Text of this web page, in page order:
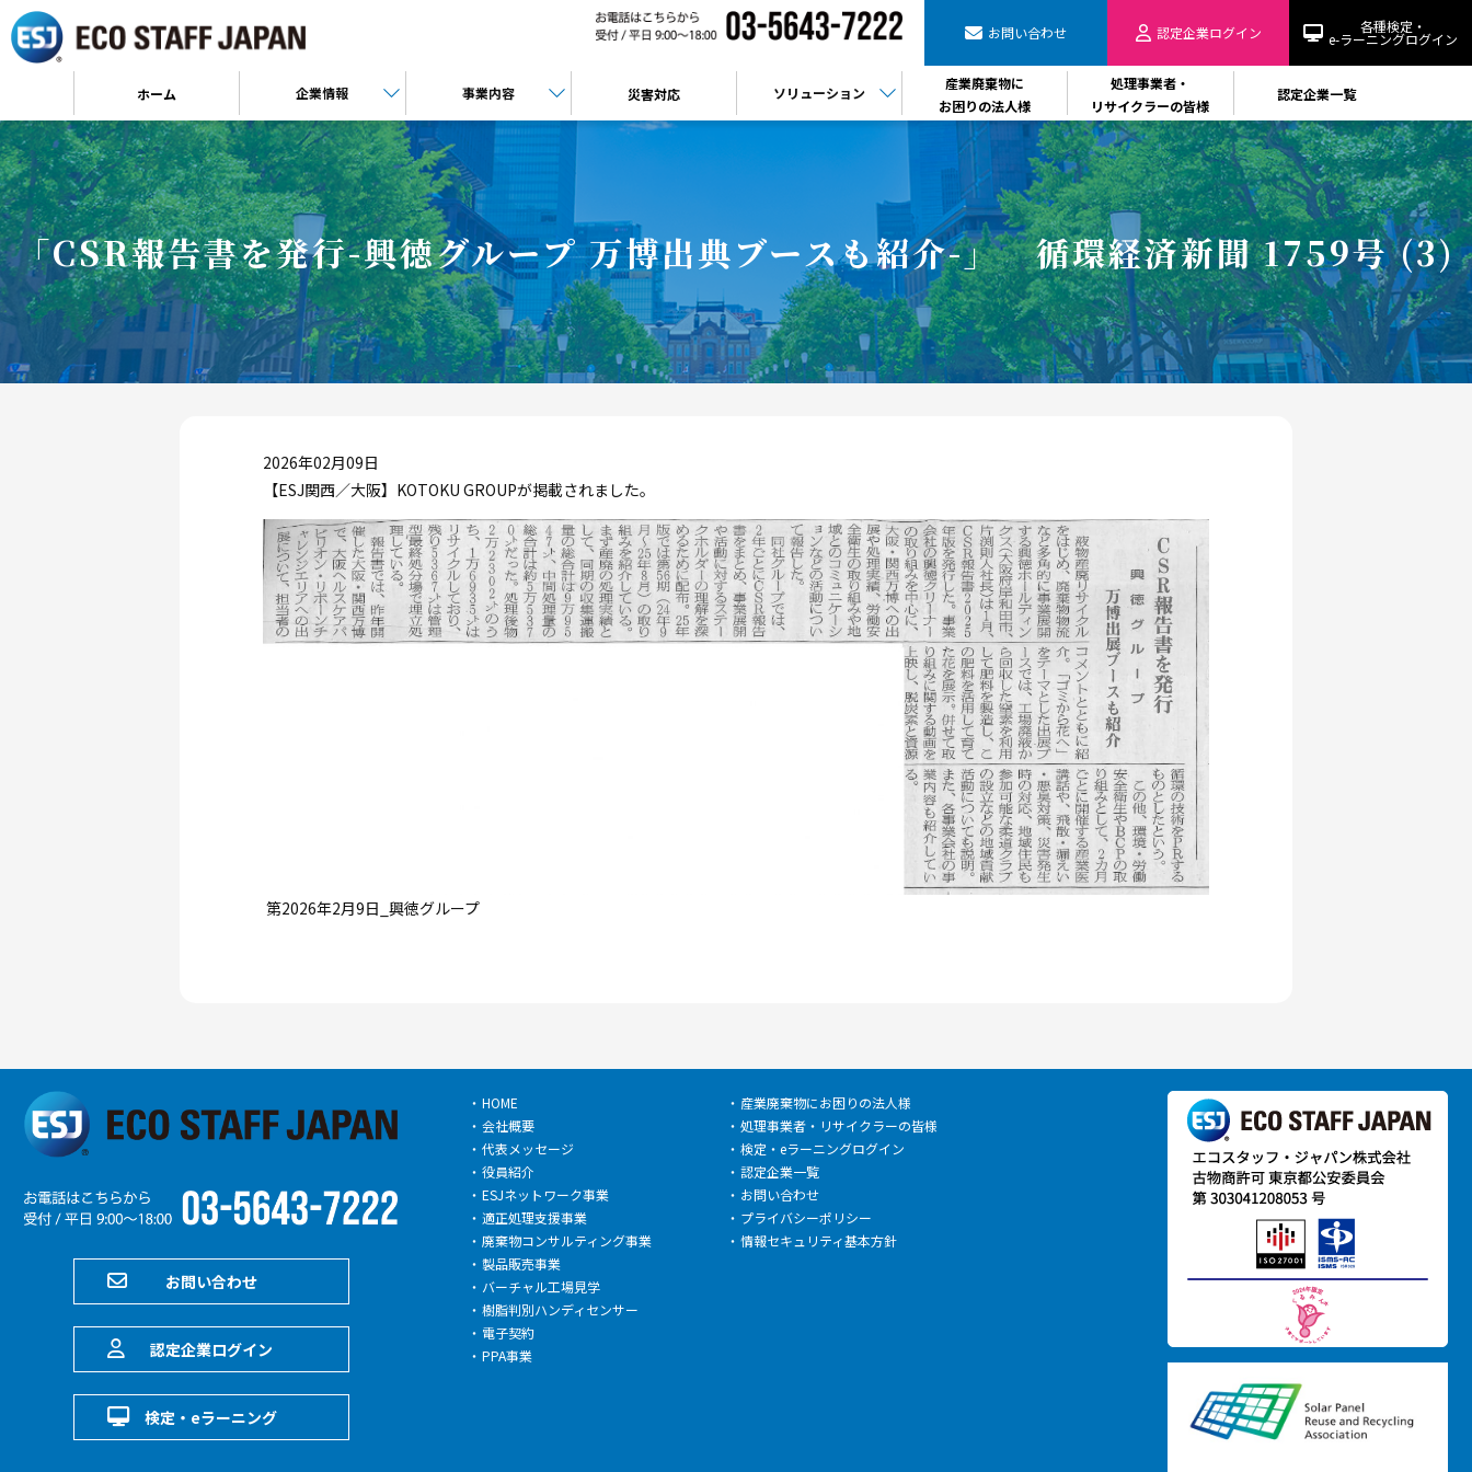
ホーム 企業情報 事業内容 災害対応 ソリューション
産業廃棄物に
お困りの法人様
処理事業者・
リサイクラーの皆様
認定企業一覧
お問い合わせ 認定企業ログイン 各種検定・
e-ラーニングログイン
「CSR報告書を発行-興徳グループ 万博出典ブースも紹介-」 循環経済新聞 1759号 (3)
2026年02月09日
【ESJ関西／大阪】KOTOKU GROUPが掲載されました。
第2026年2月9日_興徳グループ
お問い合わせ
認定企業ログイン
検定・eラーニング
HOME
会社概要
代表メッセージ
役員紹介
ESJネットワーク事業
適正処理支援事業
廃棄物コンサルティング事業
製品販売事業
バーチャル工場見学
樹脂判別ハンディセンサー
電子契約
PPA事業
産業廃棄物にお困りの法人様
処理事業者・リサイクラーの皆様
検定・eラーニングログイン
認定企業一覧
お問い合わせ
プライバシーポリシー
情報セキュリティ基本方針